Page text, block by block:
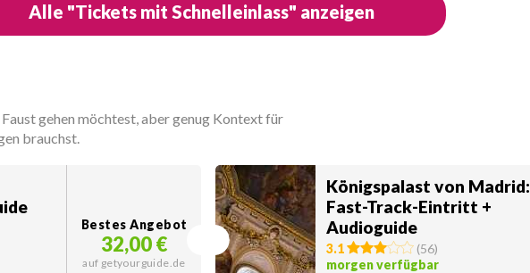
Alle "Tickets mit Schnelleinlass" anzeigen
gehen möchtest, aber genug Kontext für
brauchst.
Bestes Angebot
32,00 €
auf getyourguide.de
Königspalast von Madrid:
Fast-Track-Eintritt +
Audioguide
3.1 (56)
morgen verfügbar